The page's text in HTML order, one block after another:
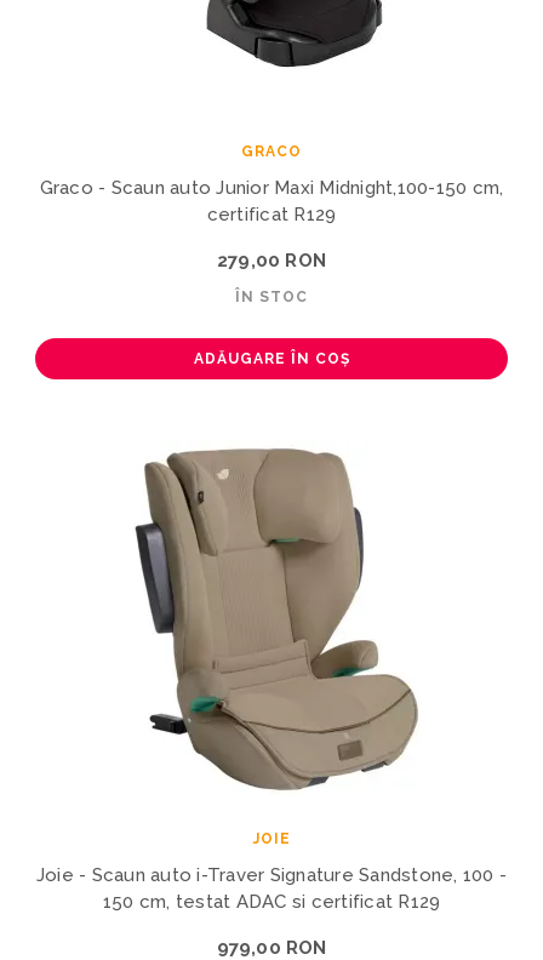
GRACO
Graco - Scaun auto Junior Maxi Midnight,100-150 cm,
certificat R129
279,00 RON
ÎN STOC
ADĂUGARE ÎN COȘ
JOIE
Joie - Scaun auto i-Traver Signature Sandstone, 100 -
150 cm, testat ADAC si certificat R129
979,00 RON